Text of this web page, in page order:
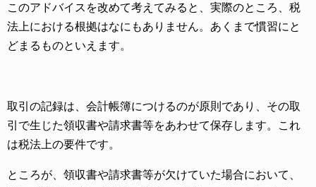
このアドバイスを改めて考えてみると、実際のところ、税
法上における根拠はなにもありません。あくまで慣習にと
どまるものといえます。
取引の記録は、会計帳簿につけるのが原則であり、その取
引で生じた領収書や請求書等をあわせて保存します。これ
は税法上の要件です。
ところが、領収書や請求書等が欠けていた場合において、